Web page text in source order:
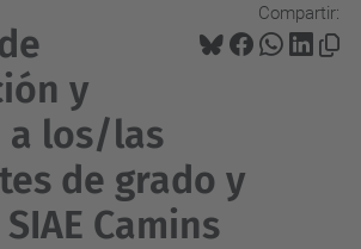
Compartir:
y
a los/las
de grado y
Camins